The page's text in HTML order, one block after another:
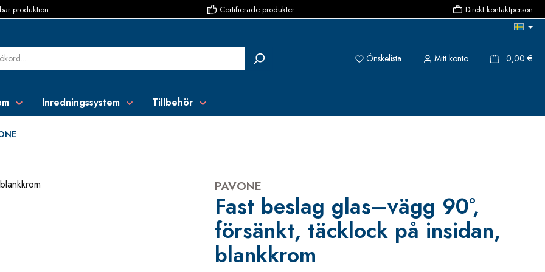
produktion Certifierade produkter Direkt kontaktperson
Önskelista Du har 0 objekt i önskelistan
Mitt konto 0,00 €
Inredningssystem Tillbehör
PAVONE
Fast beslag glas–vägg 90°,
försänkt, täcklock på insidan,
blankkrom